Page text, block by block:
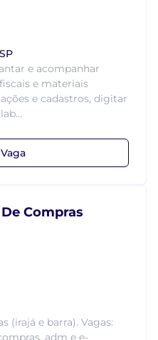
e acompanhar
e materiais
e cadastros, digitar
Compras
(irajá e barra). Vagas:
adm e e-